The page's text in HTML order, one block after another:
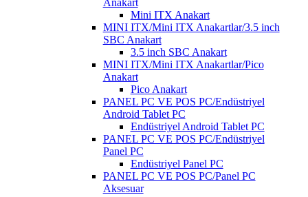
Anakart
Mini ITX Anakart
MINI ITX/Mini ITX Anakartlar/3.5 inch
SBC Anakart
3.5 inch SBC Anakart
MINI ITX/Mini ITX Anakartlar/Pico
Anakart
Pico Anakart
PANEL PC VE POS PC/Endüstriyel
Android Tablet PC
Endüstriyel Android Tablet PC
PANEL PC VE POS PC/Endüstriyel
Panel PC
Endüstriyel Panel PC
PANEL PC VE POS PC/Panel PC
Aksesuar